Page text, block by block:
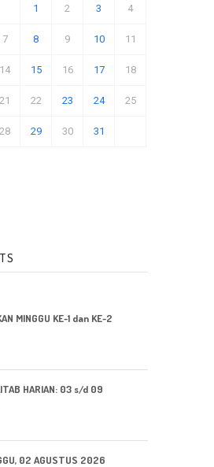
1 2 3 4
7 8 9 10 11
14 15 16 17 18
21 22 23 24 25
28 29 30 31
MINGGU KE-1 dan KE-2
HARIAN: 03 s/d 09
02 AGUSTUS 2026